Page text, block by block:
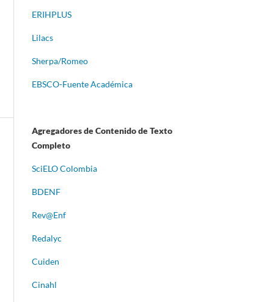
ERIHPLUS
Lilacs
Sherpa/Romeo
EBSCO-Fuente Académica
Agregadores de Contenido de Texto
Completo
SciELO Colombia
BDENF
Rev@Enf
Redalyc
Cuiden
Cinahl